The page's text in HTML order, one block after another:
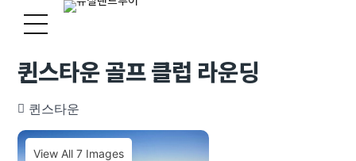
퀸스타운 골프 클럽 라운딩
퀸스타운
View All 7 Images